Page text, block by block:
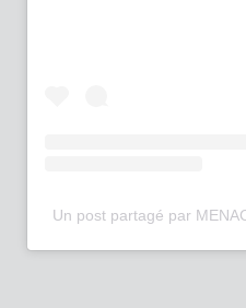
Un post partagé par